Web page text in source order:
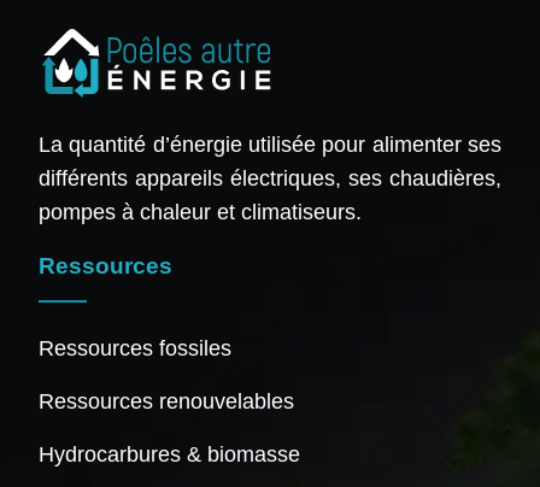
La quantité d’énergie utilisée pour alimenter ses
différents appareils électriques, ses chaudières,
pompes à chaleur et climatiseurs.
Ressources
Ressources fossiles
Ressources renouvelables
Hydrocarbures & biomasse